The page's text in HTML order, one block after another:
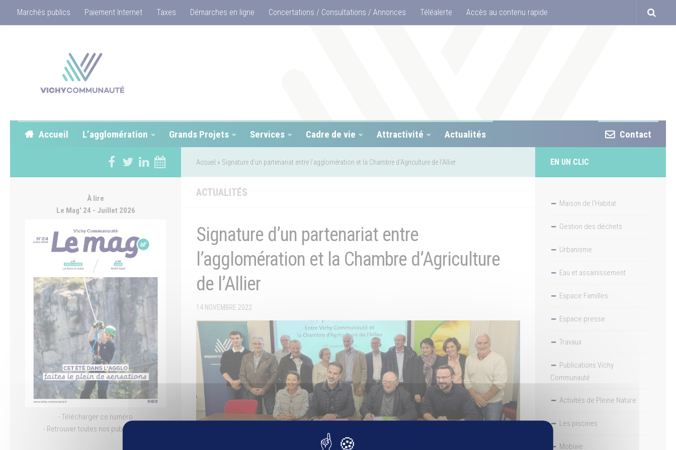
Marchés publics Paiement Internet Taxes Démarches en ligne Concertations / Consultations / Annonces Téléalerte Accès au contenu rapide
Accueil L’agglomération Grands Projets Services Cadre de vie Attractivité Actualités Contact
Accueil » Signature d’un partenariat entre l’agglomération et la Chambre d’Agriculture de l’Allier
ACTUALITÉS
Signature d’un partenariat entre
l’agglomération et la Chambre d’Agriculture
de l’Allier
14 NOVEMBRE 2022
À lire
Le Mag' 24 - Juillet 2026
- Télécharger ce numéro
- Retrouver toutes nos publications
EN UN CLIC
Maison de l’Habitat
Gestion des déchets
Urbanisme
Eau et assainissement
Espace Familles
Espace presse
Travaux
Publications Vichy
Communauté
Activités de Pleine Nature
Les piscines
Mobivie